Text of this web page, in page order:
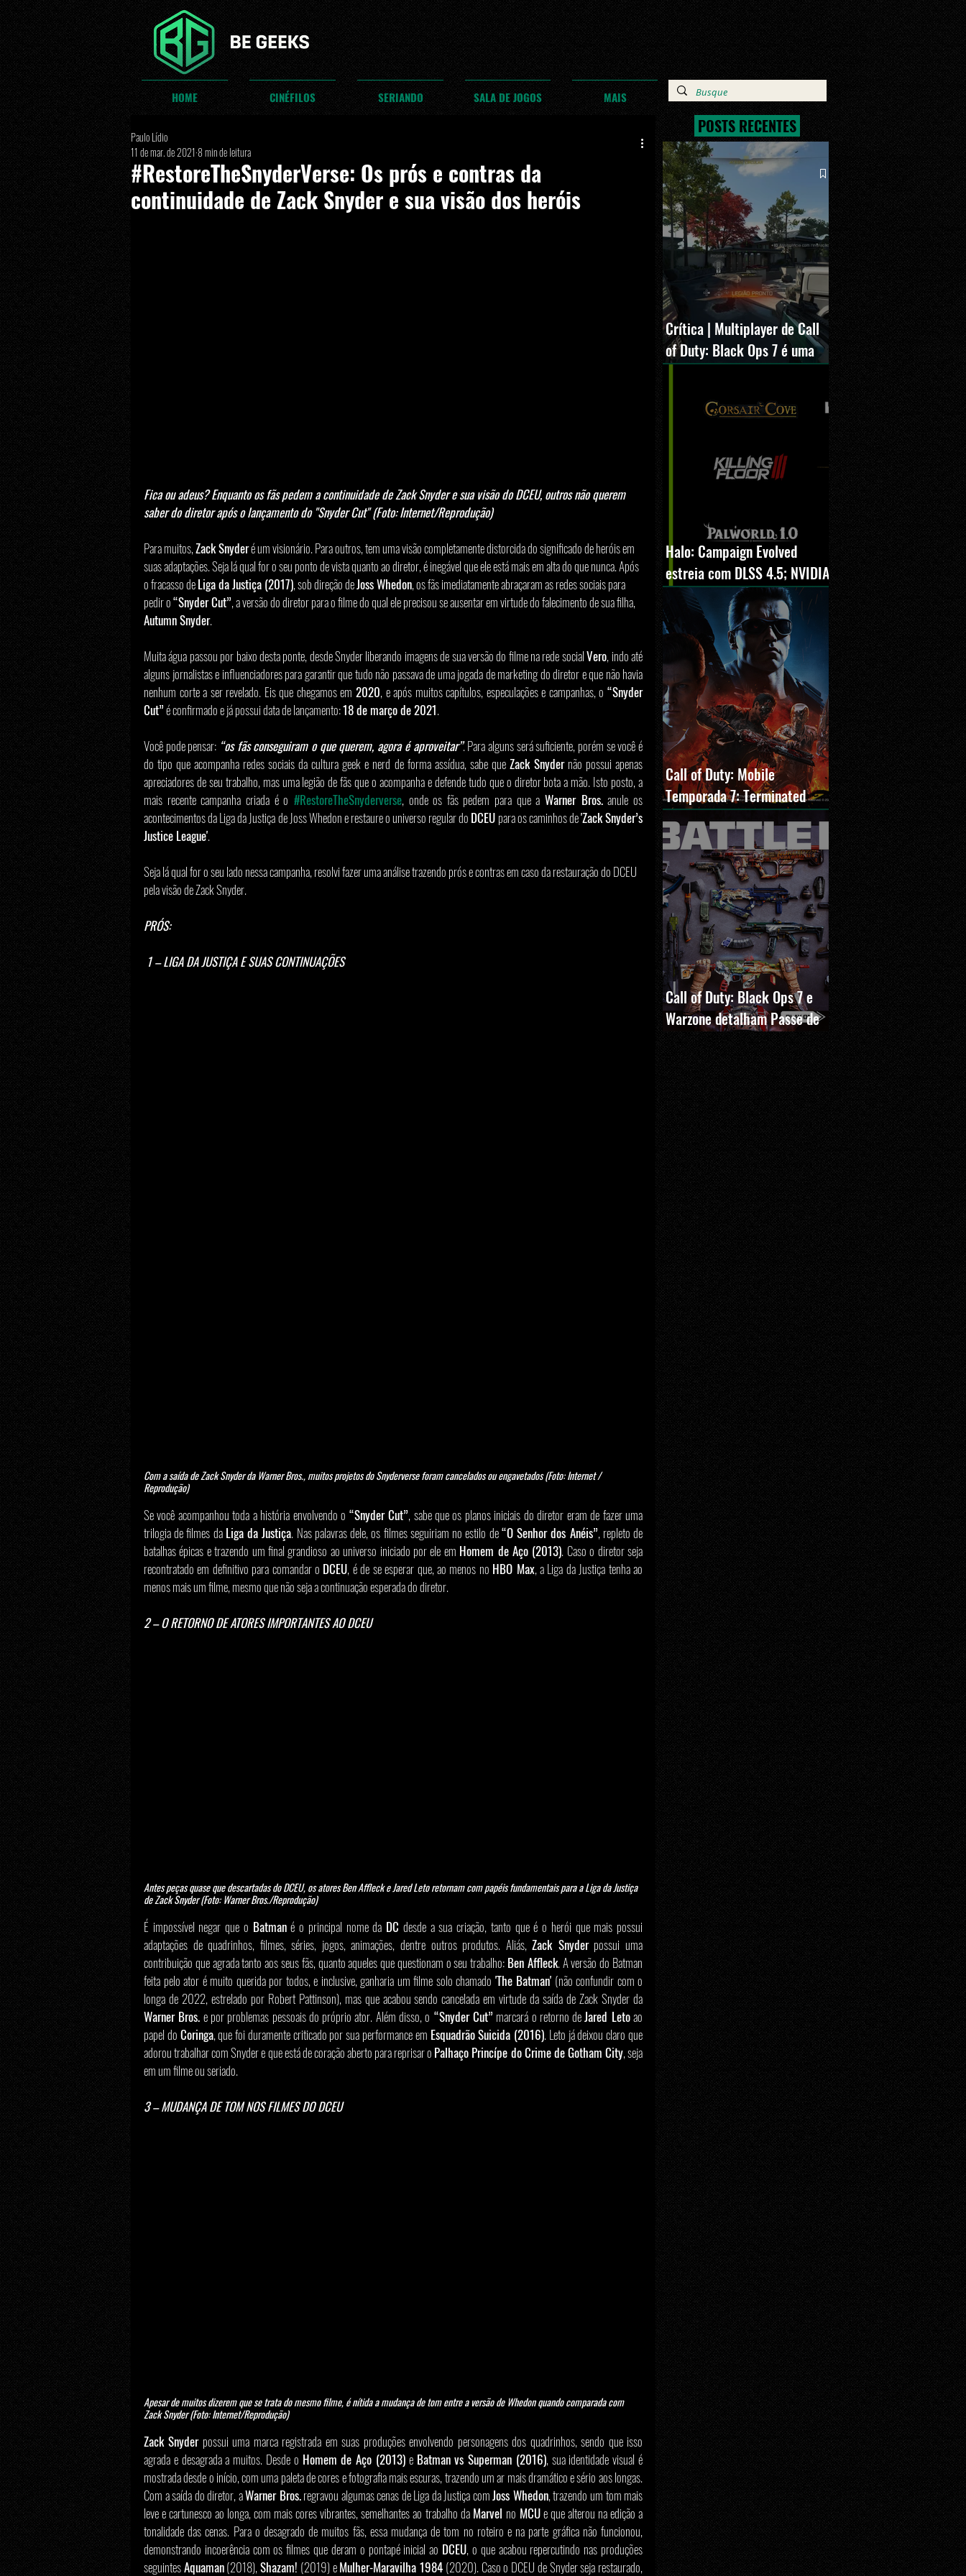
HOME CINÉFILOS SERIANDO SALA DE JOGOS MAIS
#RestoreTheSnyderVerse: Os prós e contras da
continuidade de Zack Snyder e sua visão dos heróis
Paulo Lídio
11 de mar. de 2021 8 min de leitura
Fica ou adeus? Enquanto os fãs pedem a continuidade de Zack Snyder e sua visão do DCEU, outros não querem
saber do diretor após o lançamento do "Snyder Cut" (Foto: Internet/Reprodução)
Para muitos, Zack Snyder é um visionário. Para outros, tem uma visão completamente distorcida do significado de heróis em
suas adaptações. Seja lá qual for o seu ponto de vista quanto ao diretor, é inegável que ele está mais em alta do que nunca. Após
o fracasso de Liga da Justiça (2017), sob direção de Joss Whedon, os fãs imediatamente abraçaram as redes sociais para
pedir o “Snyder Cut”, a versão do diretor para o filme do qual ele precisou se ausentar em virtude do falecimento de sua filha,
Autumn Snyder.
Muita água passou por baixo desta ponte, desde Snyder liberando imagens de sua versão do filme na rede social Vero, indo até
alguns jornalistas e influenciadores para garantir que tudo não passava de uma jogada de marketing do diretor e que não havia
nenhum corte a ser revelado. Eis que chegamos em 2020, e após muitos capítulos, especulações e campanhas, o “Snyder
Cut” é confirmado e já possui data de lançamento: 18 de março de 2021.
Você pode pensar: “os fãs conseguiram o que querem, agora é aproveitar”. Para alguns será suficiente, porém se você é
do tipo que acompanha redes sociais da cultura geek e nerd de forma assídua, sabe que Zack Snyder não possui apenas
apreciadores de seu trabalho, mas uma legião de fãs que o acompanha e defende tudo que o diretor bota a mão. Isto posto, a
mais recente campanha criada é o #RestoreTheSnyderverse, onde os fãs pedem para que a Warner Bros. anule os
acontecimentos da Liga da Justiça de Joss Whedon e restaure o universo regular do DCEU para os caminhos de 'Zack Snyder’s
Justice League'.
Seja lá qual for o seu lado nessa campanha, resolvi fazer uma análise trazendo prós e contras em caso da restauração do DCEU
pela visão de Zack Snyder.
PRÓS:
1 – LIGA DA JUSTIÇA E SUAS CONTINUAÇÕES
Com a saída de Zack Snyder da Warner Bros., muitos projetos do Snyderverse foram cancelados ou engavetados (Foto: Internet /
Reprodução)
Se você acompanhou toda a história envolvendo o “Snyder Cut”, sabe que os planos iniciais do diretor eram de fazer uma
trilogia de filmes da Liga da Justiça. Nas palavras dele, os filmes seguiriam no estilo de “O Senhor dos Anéis”, repleto de
batalhas épicas e trazendo um final grandioso ao universo iniciado por ele em Homem de Aço (2013). Caso o diretor seja
recontratado em definitivo para comandar o DCEU, é de se esperar que, ao menos no HBO Max, a Liga da Justiça tenha ao
menos mais um filme, mesmo que não seja a continuação esperada do diretor.
2 – O RETORNO DE ATORES IMPORTANTES AO DCEU
Antes peças quase que descartadas do DCEU, os atores Ben Affleck e Jared Leto retornam com papéis fundamentais para a Liga da Justiça
de Zack Snyder (Foto: Warner Bros./Reprodução)
É impossível negar que o Batman é o principal nome da DC desde a sua criação, tanto que é o herói que mais possui
adaptações de quadrinhos, filmes, séries, jogos, animações, dentre outros produtos. Aliás, Zack Snyder possui uma
contribuição que agrada tanto aos seus fãs, quanto aqueles que questionam o seu trabalho: Ben Affleck. A versão do Batman
feita pelo ator é muito querida por todos, e inclusive, ganharia um filme solo chamado 'The Batman' (não confundir com o
Warner Bros. e por problemas pessoais do próprio ator. Além disso, o “Snyder Cut” marcará o retorno de Jared Leto ao
papel do Coringa, que foi duramente criticado por sua performance em Esquadrão Suicida (2016). Leto já deixou claro que
adorou trabalhar com Snyder e que está de coração aberto para reprisar o Palhaço Princípe do Crime de Gotham City, seja
em um filme ou seriado.
3 – MUDANÇA DE TOM NOS FILMES DO DCEU
Apesar de muitos dizerem que se trata do mesmo filme, é nítida a mudança de tom entre a versão de Whedon quando comparada com
Zack Snyder (Foto: Internet/Reprodução)
Zack Snyder possui uma marca registrada em suas produções envolvendo personagens dos quadrinhos, sendo que isso
agrada e desagrada a muitos. Desde o Homem de Aço (2013) e Batman vs Superman (2016), sua identidade visual é
mostrada desde o início, com uma paleta de cores e fotografia mais escuras, trazendo um ar mais dramático e sério aos longas.
Com a saída do diretor, a Warner Bros. regravou algumas cenas de Liga da Justiça com Joss Whedon, trazendo um tom mais
leve e cartunesco ao longa, com mais cores vibrantes, semelhantes ao trabalho da Marvel no MCU e que alterou na edição a
tonalidade das cenas. Para o desagrado de muitos fãs, essa mudança de tom no roteiro e na parte gráfica não funcionou,
demonstrando incoerência com os filmes que deram o pontapé inicial ao DCEU, o que acabou repercutindo nas produções
seguintes Aquaman (2018), Shazam! (2019) e Mulher-Maravilha 1984 (2020). Caso o DCEU de Snyder seja restaurado,
POSTS RECENTES
Crítica | Multiplayer de Call
of Duty: Black Ops 7 é uma
experiência positiva,
Halo: Campaign Evolved
estreia com DLSS 4.5; NVIDIA
lança novo GeForce Game
Ready Driver para grandes
lançamentos
Call of Duty: Mobile
Temporada 7: Terminated
estreia com O Exterminador
do Futuro 2, novos modos e
Cronen Squall
Call of Duty: Black Ops 7 e
Warzone detalham Passe de
Batalha, BlackCell e novas
recompensas da Temporada 5